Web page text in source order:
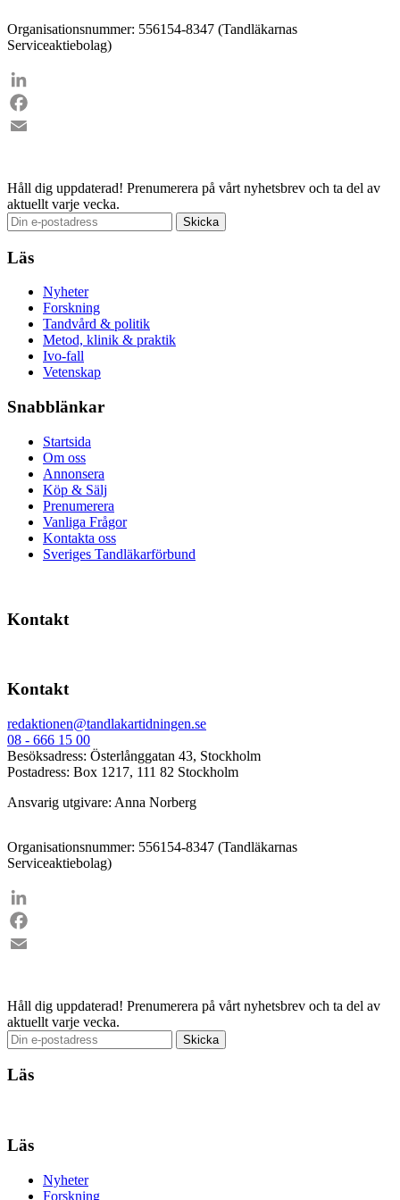
Organisationsnummer: 556154-8347 (Tandläkarnas
Serviceaktiebolag)
LinkedIn
Facebook
Håll dig uppdaterad! Prenumerera på vårt nyhetsbrev och ta del av
aktuellt varje vecka.
Läs
Nyheter
Forskning
Tandvård & politik
Metod, klinik & praktik
Ivo-fall
Vetenskap
Snabblänkar
Startsida
Om oss
Annonsera
Köp & Sälj
Prenumerera
Vanliga Frågor
Kontakta oss
Sveriges Tandläkarförbund
Kontakt
Kontakt
redaktionen@tandlakartidningen.se
08 - 666 15 00
Besöksadress: Österlånggatan 43, Stockholm
Postadress: Box 1217, 111 82 Stockholm
Ansvarig utgivare: Anna Norberg
Organisationsnummer: 556154-8347 (Tandläkarnas
Serviceaktiebolag)
LinkedIn
Facebook
Håll dig uppdaterad! Prenumerera på vårt nyhetsbrev och ta del av
aktuellt varje vecka.
Läs
Läs
Nyheter
Forskning